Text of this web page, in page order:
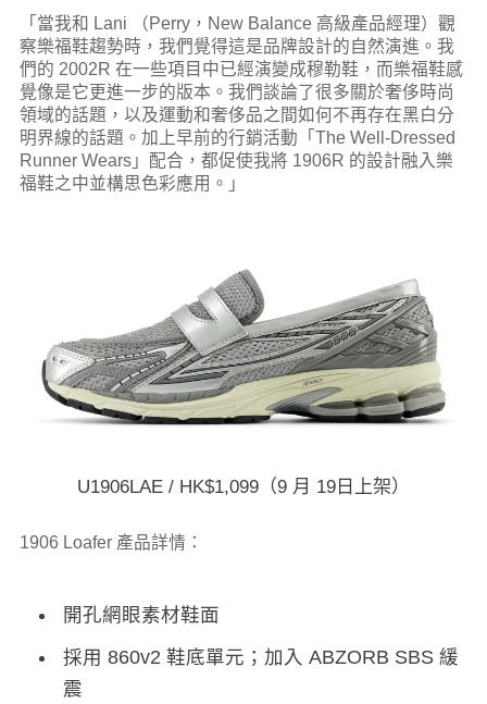
「當我和 Lani （Perry，New Balance 高級產品經理）觀
察樂福鞋趨勢時，我們覺得這是品牌設計的自然演進。我
們的 2002R 在一些項目中已經演變成穆勒鞋，而樂福鞋感
覺像是它更進一步的版本。我們談論了很多關於奢侈時尚
領域的話題，以及運動和奢侈品之間如何不再存在黑白分
明界線的話題。加上早前的行銷活動「The Well-Dressed
Runner Wears」配合，都促使我將 1906R 的設計融入樂
福鞋之中並構思色彩應用。」
U1906LAE / HK$1,099（9 月 19日上架）
1906 Loafer 產品詳情：
開孔網眼素材鞋面
採用 860v2 鞋底單元；加入 ABZORB SBS 緩
震